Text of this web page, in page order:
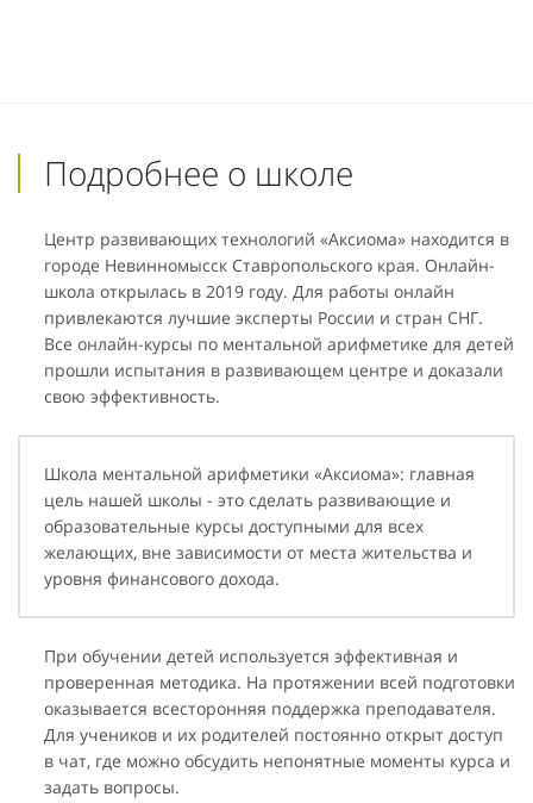
Подробнее о школе
Центр развивающих технологий «Аксиома» находится в
городе Невинномысск Ставропольского края. Онлайн-
школа открылась в 2019 году. Для работы онлайн
привлекаются лучшие эксперты России и стран СНГ.
Все онлайн-курсы по ментальной арифметике для детей
прошли испытания в развивающем центре и доказали
свою эффективность.
Школа ментальной арифметики «Аксиома»: главная
цель нашей школы - это сделать развивающие и
образовательные курсы доступными для всех
желающих, вне зависимости от места жительства и
уровня финансового дохода.
При обучении детей используется эффективная и
проверенная методика. На протяжении всей подготовки
оказывается всесторонняя поддержка преподавателя.
Для учеников и их родителей постоянно открыт доступ
в чат, где можно обсудить непонятные моменты курса и
задать вопросы.